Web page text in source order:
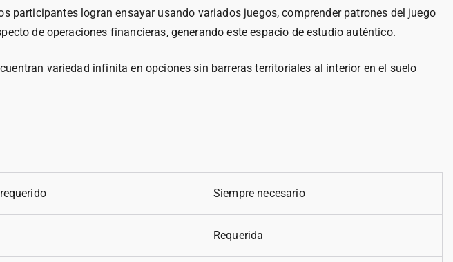
participantes logran ensayar usando variados juegos, comprender patrones del juego
de operaciones financieras, generando este espacio de estudio auténtico.
variedad infinita en opciones sin barreras territoriales al interior en el suelo
Siempre necesario
Requerida